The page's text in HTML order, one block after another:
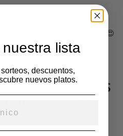
tiene una promo para ti,
3,50€ para alegrarte el alma. 😍
CON NOVEDADES
nuevo «servicio
lista
descuentos,
nuevos platos.